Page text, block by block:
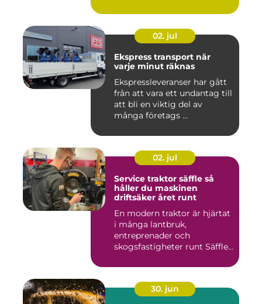
02. jul
Ekspress transport när
varje minut räknas
Ekspressleveranser har gått
från att vara ett undantag till
att bli en viktig del av
många företags ...
02. jul
Service traktor säffle så
håller du maskinen
driftsäker året runt
En modern traktor är hjärtat
i många lantbruk,
entreprenader och
skogsfastigheter runt Säffle.
30. jun